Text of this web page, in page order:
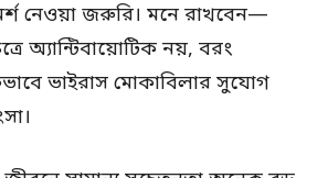
নেওয়া জরুরি। মনে রাখবেন—
অ্যান্টিবায়োটিক নয়, বরং
ভাইরাস মোকাবিলার সুযোগ